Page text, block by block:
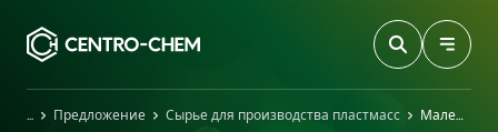
ГлавнаяПредложение Сырье для производства пластмасс Малеиновый Ангидрид